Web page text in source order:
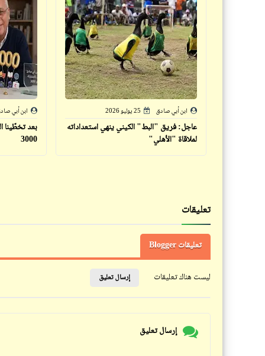
ابن أبي صادق 25 يوليو 2026
عاجل: فريق "البط" الكيني ينهي استعداداته
لملاقاة "الأهلي"
ابن أبي
بعد تخطّينا
3000
تعليقات
تعليقات Blogger
ليست هناك تعليقات إرسال تعليق
إرسال تعليق